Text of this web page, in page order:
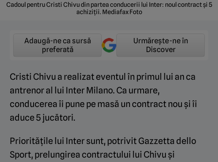
Cadoul pentru Cristi Chivu din partea conducerii lui Inter: noul contract și 5
achiziții. Mediafax Foto
Adaugă-ne ca sursă
preferată
Urmărește-ne în
Discover
Cristi Chivu a realizat eventul în primul lui an ca
antrenor al lui Inter Milano. Ca urmare,
conducerea îi pune pe masă un contract nou și îi
aduce 5 jucători.
Prioritățile lui Inter sunt, potrivit Gazzetta dello
Sport, prelungirea contractului lui Chivu și